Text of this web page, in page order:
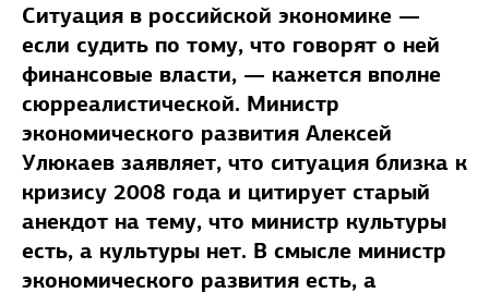
Ситуация в российской экономике —
если судить по тому, что говорят о ней
финансовые власти, — кажется вполне
сюрреалистической. Министр
экономического развития Алексей
Улюкаев заявляет, что ситуация близка к
кризису 2008 года и цитирует старый
анекдот на тему, что министр культуры
есть, а культуры нет. В смысле министр
экономического развития есть, а